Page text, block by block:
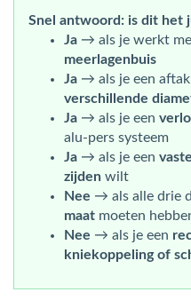
Snel antwoord: is dit het
Ja → als je werkt
meerlagenbuis
Ja → als je een
verschillende
Ja → als je een
alu-pers systeem
Ja → als je een
zijden wilt
Nee → als alle drie
maat moeten
Nee → als je een
kniekoppeling of